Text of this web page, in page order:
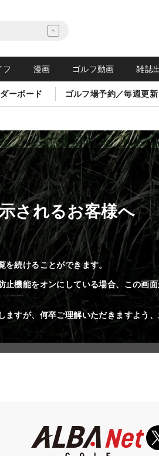
フ 漫画 ゴルフ動画 雑誌
ーボード ゴルフ場予約／毎週更
されるお客様へ
続けることができます。
止機能をオンにしている場合、この画
すが、何卒ご理解いただきますよう、